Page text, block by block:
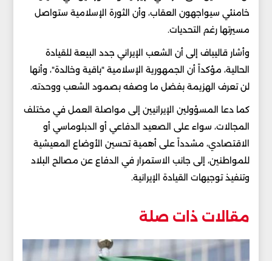
خامنئي سيواجهون العقاب، وأن الثورة الإسلامية ستواصل
مسيرتها رغم التحديات.
وأشار قاليباف إلى أن الشعب الإيراني جدد البيعة للقيادة
الحالية، مؤكداً أن الجمهورية الإسلامية "باقية وخالدة"، وأنها
لن تعرف الهزيمة بفضل ما وصفه بصمود الشعب ووحدته.
كما دعا المسؤولين الإيرانيين إلى مواصلة العمل في مختلف
المجالات، سواء على الصعيد الدفاعي أو الدبلوماسي أو
الاقتصادي، مشدداً على أهمية تحسين الأوضاع المعيشية
للمواطنين، إلى جانب الاستمرار في الدفاع عن مصالح البلاد
وتنفيذ توجيهات القيادة الإيرانية.
مقالات ذات صلة